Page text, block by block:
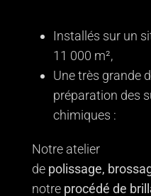
Installés sur un
11 000 m²,
Une très grande
préparation des
chimiques :
Notre atelier
de polissage,
notre procédé de